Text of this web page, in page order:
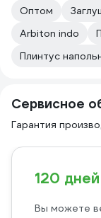
Оптом
Arbiton indo
Плинтус
Сервисное
Гарантия
120
Вы можете